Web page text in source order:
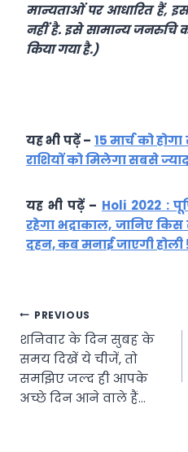
मान्यताओं पर आधारित हैं,
नहीं है. इसे सामान्य जनरुचि
किया गया है.)
यह भी पढ़ें – 15 मार्च को
राशियों को मिलेगा सबसे
यह भी पढ़ें – Holi 2022 :
रहेगा भद्राकाल, जानिए
दहन, कब मनाई जाएगी होली !
Post
navigation
PREVIOUS
शनिवार के दिन सुबह के
समय दिखें ये चीजें, तो
समझिए जल्द ही आपके
अच्छे दिन आने वाले हैं…